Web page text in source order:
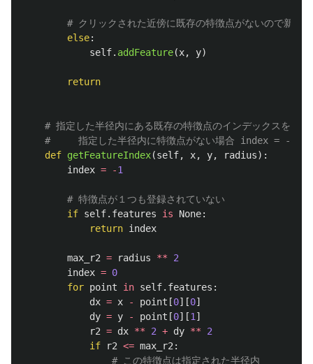
else:
self. addFeature(x, y)
return
def getFeatureIndex(self, x, y, radius):
index = -1
if self. features is None:
return index
max_r2 = radius **
2
index = 0
for point in self. features :
dx = x - point [0][0]
dy = y - point [0][1 ]
r2 = dx ** 2 + dy **
2
if
r2 <= max_r2 :